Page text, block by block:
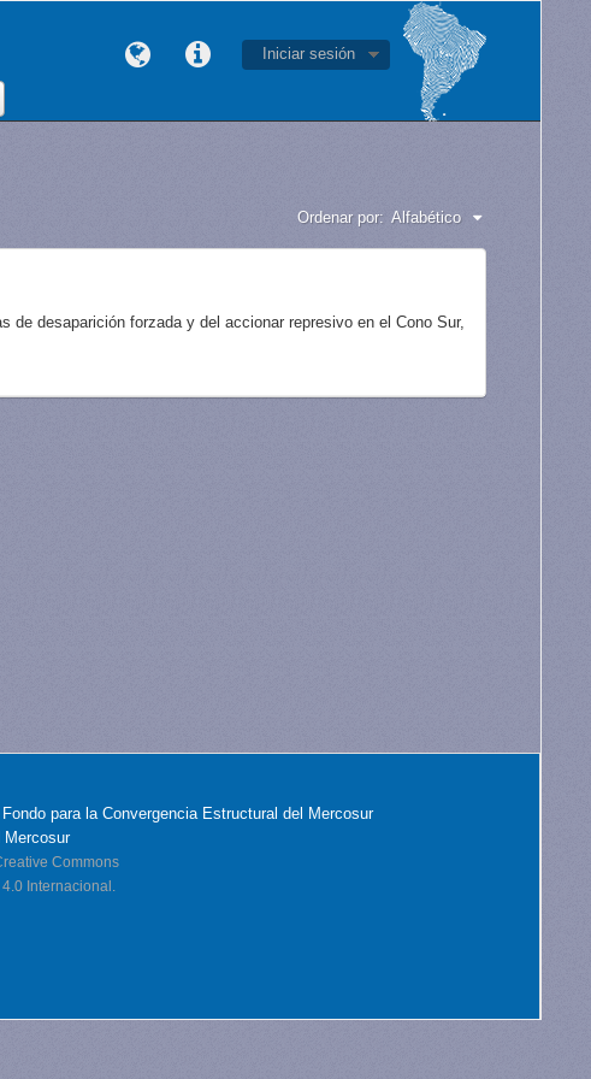
Iniciar sesión
Ordenar por: Alfabético
desaparición forzada y del accionar represivo en el Cono Sur,
para la Convergencia Estructural del Mercosur
Commons
Internacional.